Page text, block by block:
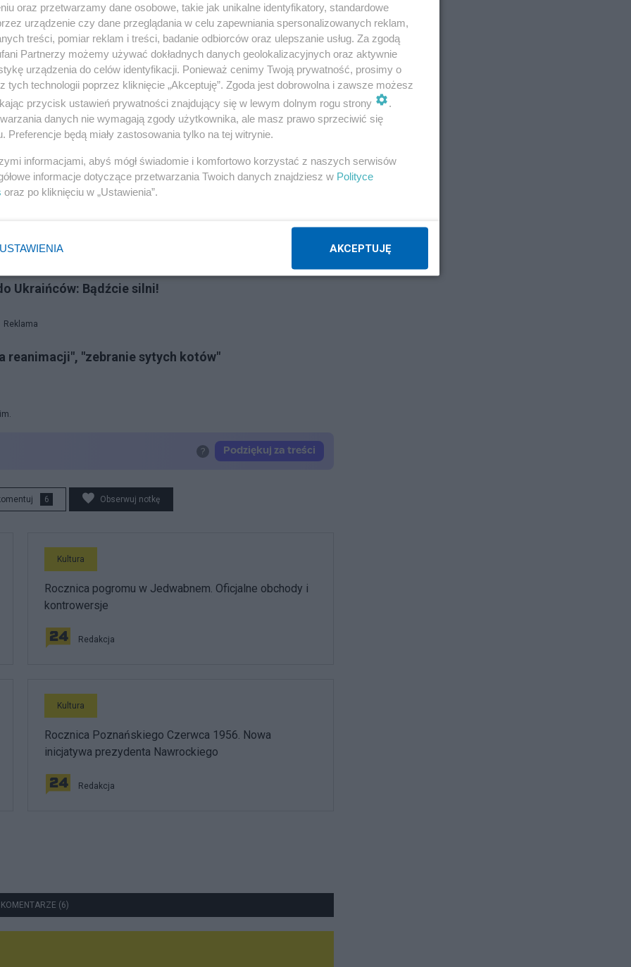
Daniela Franka Gerbera, jest jednym ze światowych
tenisistką
gabinet i głosowanie sprzed 30 lat
konwencję PiS
Ukraińców: Bądźcie silni!
Reklama
reanimacji", "zebranie sytych kotów"
6 Obserwuj notkę
Kultura
Rocznica pogromu w Jedwabnem. Oficjalne obchody i
kontrowersje
Redakcja
Kultura
Rocznica Poznańskiego Czerwca 1956. Nowa
inicjatywa prezydenta Nawrockiego
Redakcja
(6)
oraz przetwarzamy dane osobowe, takie jak unikalne identyfikatory, standardowe
urządzenie czy dane przeglądania w celu zapewniania spersonalizowanych reklam,
treści, pomiar reklam i treści, badanie odbiorców oraz ulepszanie usług. Za zgodą
Partnerzy możemy używać dokładnych danych geolokalizacyjnych oraz aktywnie
urządzenia do celów identyfikacji. Ponieważ cenimy Twoją prywatność, prosimy o
tych technologii poprzez kliknięcie „Akceptuję”. Zgoda jest dobrowolna i zawsze możesz
przycisk ustawień prywatności znajdujący się w lewym dolnym rogu strony
.
danych nie wymagają zgody użytkownika, ale masz prawo sprzeciwić się
Preferencje będą miały zastosowania tylko na tej witrynie.
informacjami, abyś mógł świadomie i komfortowo korzystać z naszych serwisów
informacje dotyczące przetwarzania Twoich danych znajdziesz w Polityce
oraz po kliknięciu w „Ustawienia”.
USTAWIENIA AKCEPTUJĘ